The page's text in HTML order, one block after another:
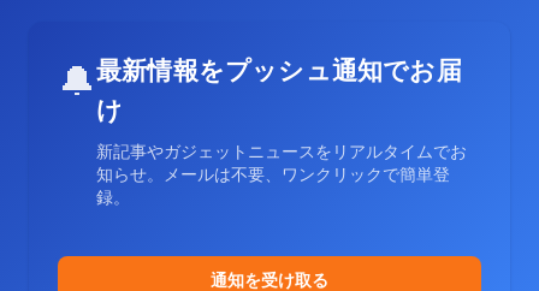
🔔最新情報をプッシュ通知でお届
け
新記事やガジェットニュースをリアルタイムでお
知らせ。メールは不要、ワンクリックで簡単登
録。
通知を受け取る